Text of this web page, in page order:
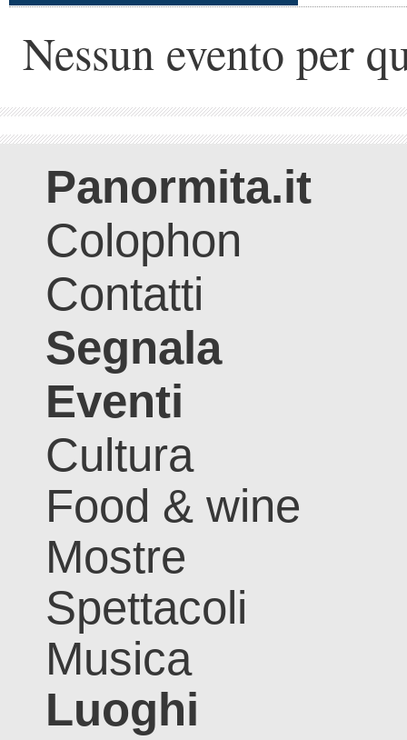
Nessun evento per
Panormita.it
Colophon
Contatti
Segnala
Eventi
Cultura
Food & wine
Mostre
Spettacoli
Musica
Luoghi